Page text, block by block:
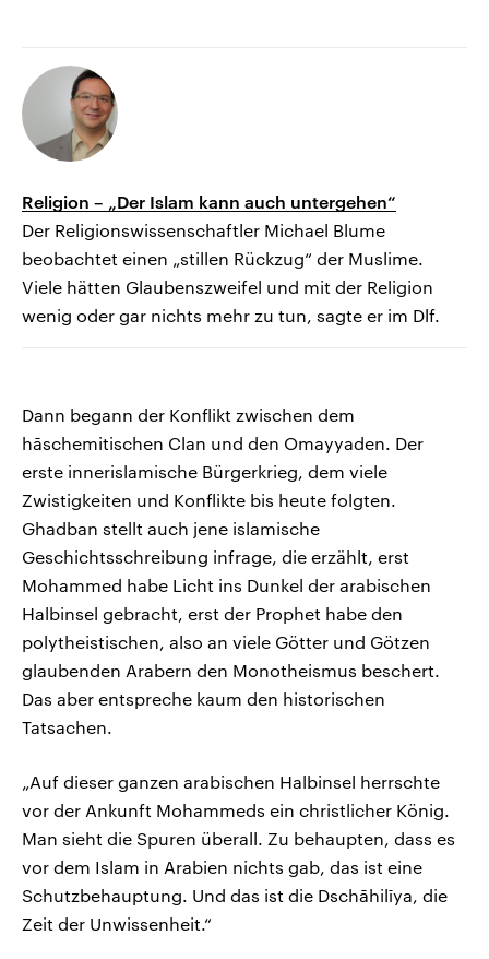
Religion – „Der Islam kann auch untergehen“
Der Religionswissenschaftler Michael Blume
beobachtet einen „stillen Rückzug“ der Muslime.
Viele hätten Glaubenszweifel und mit der Religion
wenig oder gar nichts mehr zu tun, sagte er im Dlf.
Dann begann der Konflikt zwischen dem
hāschemitischen Clan und den Omayyaden. Der
erste innerislamische Bürgerkrieg, dem viele
Zwistigkeiten und Konflikte bis heute folgten.
Ghadban stellt auch jene islamische
Geschichtsschreibung infrage, die erzählt, erst
Mohammed habe Licht ins Dunkel der arabischen
Halbinsel gebracht, erst der Prophet habe den
polytheistischen, also an viele Götter und Götzen
glaubenden Arabern den Monotheismus beschert.
Das aber entspreche kaum den historischen
Tatsachen.
„Auf dieser ganzen arabischen Halbinsel herrschte
vor der Ankunft Mohammeds ein christlicher König.
Man sieht die Spuren überall. Zu behaupten, dass es
vor dem Islam in Arabien nichts gab, das ist eine
Schutzbehauptung. Und das ist die Dschāhilīya, die
Zeit der Unwissenheit.“